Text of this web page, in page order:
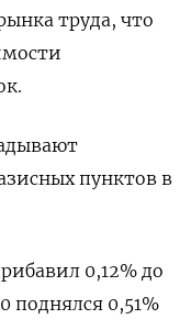
труда, что
пунктов в
0,12% до
поднялся 0,51%